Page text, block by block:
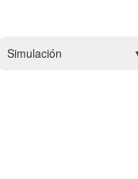
Simulación